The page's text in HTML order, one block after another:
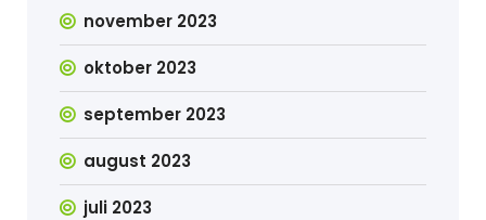
november 2023
oktober 2023
september 2023
august 2023
juli 2023